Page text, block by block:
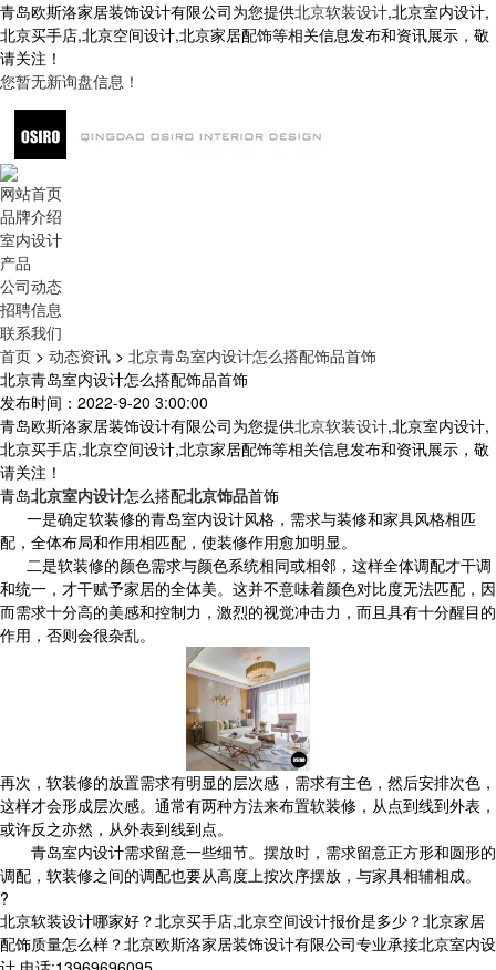
青岛欧斯洛家居装饰设计有限公司为您提供北京软装设计,北京室内设计,
北京买手店,北京空间设计,北京家居配饰等相关信息发布和资讯展示，敬
请关注！
您暂无新询盘信息！
网站首页
品牌介绍
室内设计
产品
公司动态
招聘信息
联系我们
首页 > 动态资讯 > 北京青岛室内设计怎么搭配饰品首饰
北京青岛室内设计怎么搭配饰品首饰
发布时间：2022-9-20 3:00:00
青岛欧斯洛家居装饰设计有限公司为您提供北京软装设计,北京室内设计,
北京买手店,北京空间设计,北京家居配饰等相关信息发布和资讯展示，敬
请关注！
青岛北京室内设计怎么搭配北京饰品首饰
一是确定软装修的青岛室内设计风格，需求与装修和家具风格相匹
配，全体布局和作用相匹配，使装修作用愈加明显。
二是软装修的颜色需求与颜色系统相同或相邻，这样全体调配才干调
和统一，才干赋予家居的全体美。这并不意味着颜色对比度无法匹配，因
而需求十分高的美感和控制力，激烈的视觉冲击力，而且具有十分醒目的
作用，否则会很杂乱。
再次，软装修的放置需求有明显的层次感，需求有主色，然后安排次色，
这样才会形成层次感。通常有两种方法来布置软装修，从点到线到外表，
或许反之亦然，从外表到线到点。
青岛室内设计需求留意一些细节。摆放时，需求留意正方形和圆形的
调配，软装修之间的调配也要从高度上按次序摆放，与家具相辅相成。
?
北京软装设计哪家好？北京买手店,北京空间设计报价是多少？北京家居
配饰质量怎么样？北京欧斯洛家居装饰设计有限公司专业承接北京室内设